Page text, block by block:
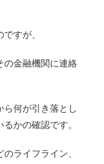
すが、
の金融機関に連絡
ら何が引き落とし
かの確認です。
ライフライン、